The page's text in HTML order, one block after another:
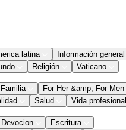
latina
Información general
Religión Vaticano
Familia
For Her &amp; For Men
Salud Vida profesional
Devocion
Escritura